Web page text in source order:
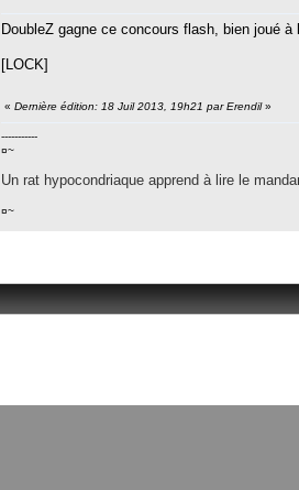
DoubleZ gagne ce concours flash, bien joué à
[LOCK]
« Dernière édition: 18 Juil 2013, 19h21 par Erendil»
-----------
¤~
Un rat hypocondriaque apprend à lire le
¤~